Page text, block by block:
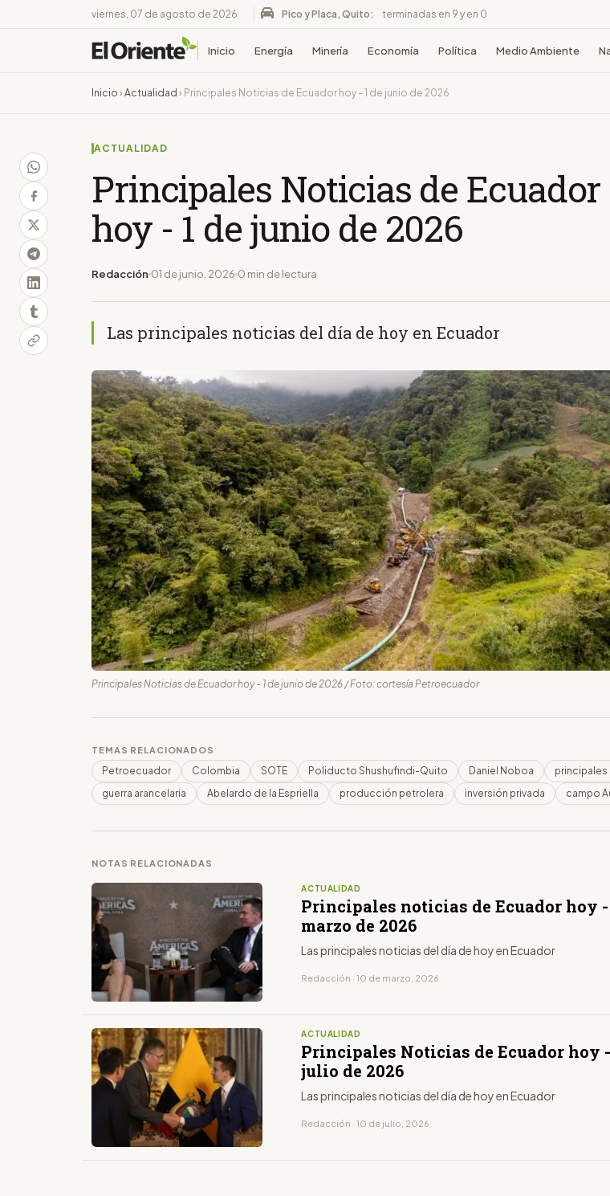
viernes, 07 de agosto de 2026 Pico y Placa, Quito: terminadas en 9 y en 0
Inicio Energía Minería Economía Política Medio Ambiente
Inicio › Actualidad › Principales Noticias de Ecuador hoy - 1 de junio de 2026
ACTUALIDAD
Principales Noticias de Ecuador
hoy - 1 de junio de 2026
Redacción 01 de junio, 2026 0 min de lectura
Las principales noticias del día de hoy en Ecuador
Principales Noticias de Ecuador hoy - 1 de junio de 2026 / Foto: cortesía Petroecuador
TEMAS RELACIONADOS
Petroecuador Colombia SOTE Poliducto Shushufindi-Quito Daniel Noboa
guerra arancelaria
Abelardo de la Espriella producción petrolera inversión privada campo
NOTAS RELACIONADAS
ACTUALIDAD
Principales noticias de Ecuador hoy -
marzo de 2026
Las principales noticias del día de hoy en Ecuador
Redacción · 10 de marzo, 2026
ACTUALIDAD
Principales Noticias de Ecuador hoy -
julio de 2026
Las principales noticias del día de hoy en Ecuador
Redacción · 10 de julio, 2026